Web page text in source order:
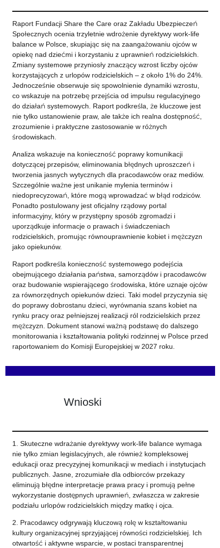
Raport Fundacji Share the Care oraz Zakładu Ubezpieczeń
Społecznych ocenia trzyletnie wdrożenie dyrektywy work-life
balance w Polsce, skupiając się na zaangażowaniu ojców w
opiekę nad dziećmi i korzystaniu z uprawnień rodzicielskich.
Zmiany systemowe przyniosły znaczący wzrost liczby ojców
korzystających z urlopów rodzicielskich – z około 1% do 24%.
Jednocześnie obserwuje się spowolnienie dynamiki wzrostu,
co wskazuje na potrzebę przejścia od impulsu regulacyjnego
do działań systemowych. Raport podkreśla, że kluczowe jest
nie tylko ustanowienie praw, ale także ich realna dostępność,
zrozumienie i praktyczne zastosowanie w różnych
środowiskach.
Analiza wskazuje na konieczność poprawy komunikacji
dotyczącej przepisów, eliminowania błędnych uproszczeń i
tworzenia jasnych wytycznych dla pracodawców oraz mediów.
Szczególnie ważne jest unikanie mylenia terminów i
niedoprecyzowań, które mogą wprowadzać w błąd rodziców.
Ponadto postulowany jest oficjalny rządowy portal
informacyjny, który w przystępny sposób zgromadzi i
uporządkuje informacje o prawach i świadczeniach
rodzicielskich, promując równouprawnienie kobiet i mężczyzn
jako opiekunów.
Raport podkreśla konieczność systemowego podejścia
obejmującego działania państwa, samorządów i pracodawców
oraz budowanie wspierającego środowiska, które uznaje ojców
za równorzędnych opiekunów dzieci. Taki model przyczynia się
do poprawy dobrostanu dzieci, wyrównania szans kobiet na
rynku pracy oraz pełniejszej realizacji ról rodzicielskich przez
mężczyzn. Dokument stanowi ważną podstawę do dalszego
monitorowania i kształtowania polityki rodzinnej w Polsce przed
raportowaniem do Komisji Europejskiej w 2027 roku.
Wnioski
1. Skuteczne wdrażanie dyrektywy work-life balance wymaga
nie tylko zmian legislacyjnych, ale również kompleksowej
edukacji oraz precyzyjnej komunikacji w mediach i instytucjach
publicznych. Jasne, zrozumiałe dla odbiorców przekazy
eliminują błędne interpretacje prawa pracy i promują pełne
wykorzystanie dostępnych uprawnień, zwłaszcza w zakresie
podziału urlopów rodzicielskich między matkę i ojca.
2. Pracodawcy odgrywają kluczową rolę w kształtowaniu
kultury organizacyjnej sprzyjającej równości rodzicielskiej. Ich
otwartość i aktywne wsparcie, w postaci transparentnej